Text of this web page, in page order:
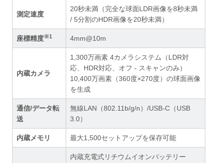
測定速度
20秒未満（完全な球面LDR画像を8秒未満
/ 5分割のHDR画像を20秒未満）
座標精度※1 4mm@10m
内蔵カメラ
1,300万画素 4カメラシステム（LDR対
応、HDR対応、オフ - スキャンのみ）
10,400万画素（360度×270度）の球面画像
を生成
通信/データ転
送
無線LAN（802.11b/g/n）/USB-C（USB
3.0）
内蔵メモリ 最大1,500セットアップを保存可能
内蔵充電式リチウムイオンバッテリー